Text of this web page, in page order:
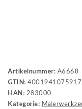
Artikelnummer: A6668
GTIN: 4001941075917
HAN: 283000
Kategorie: